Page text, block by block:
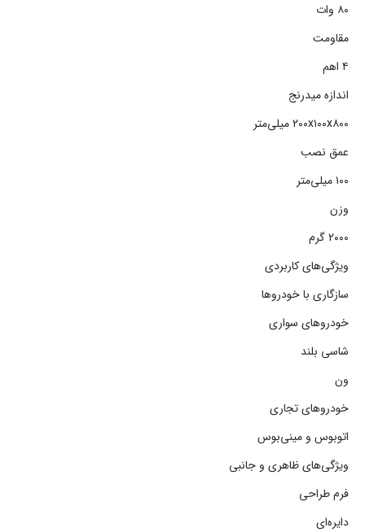
۸۰ وات
مقاومت
۴ اهم
اندازه میدرنج
۲۰۰x۱۰۰x۸۰۰ میلی‌متر
عمق نصب
۱۰۰ میلی‌متر
وزن
۲۰۰۰ گرم
ویژگی‌های کاربردی
سازگاری با خودروها
خودروهای سواری
شاسی بلند
ون
خودروهای تجاری
اتوبوس و مینی‌بوس
ویژگی‌های ظاهری و جانبی
فرم طراحی
دایره‌ای